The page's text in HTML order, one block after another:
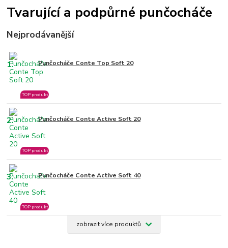
Tvarující a podpůrné punčocháče
Nejprodávanější
1. Punčocháče Conte Top Soft 20
TOP produkt
2. Punčocháče Conte Active Soft 20
TOP produkt
3. Punčocháče Conte Active Soft 40
TOP produkt
zobrazit více produktů